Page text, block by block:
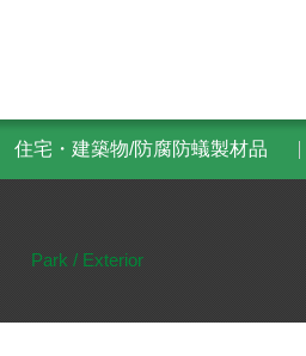
住宅・建築物/防腐防蟻製材品
Park / Exterior